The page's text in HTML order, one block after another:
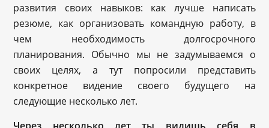
развития своих навыков: как лучше написать
резюме, как организовать командную работу, в
чем необходимость долгосрочного
планирования. Обычно мы не задумываемся о
своих целях, а тут попросили представить
конкретное видение своего будущего на
следующие несколько лет.